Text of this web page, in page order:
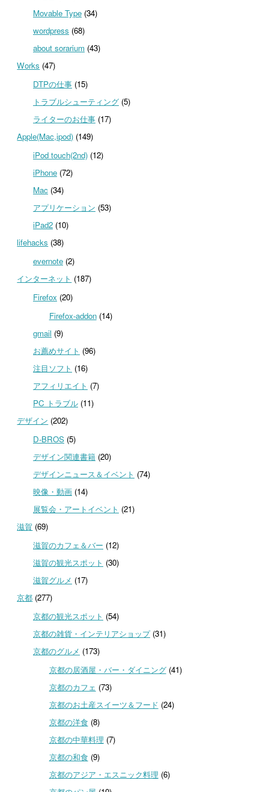
Movable Type(34)
wordpress (68)
about sorarium(43)
Works (47)
DTPの仕事(15)
トラブルシューティング(5)
ライターのお仕事(17)
Apple(Mac,ipod) (149)
iPod touch(2nd)(12)
iPhone(72)
Mac(34)
アプリケーション (53)
iPad2(10)
lifehacks (38)
evernote(2)
インターネット (187)
Firefox (20)
Firefox-addon(14)
gmail (9)
お薦めサイト (96)
注目ソフト (16)
アフィリエイト (7)
PC トラブル(11)
デザイン (202)
D-BROS(5)
デザイン関連書籍(20)
デザインニュース＆イベント (74)
映像・動画(14)
展覧会・アートイベント (21)
滋賀 (69)
滋賀のカフェ＆バー (12)
滋賀の観光スポット (30)
滋賀グルメ (17)
京都 (277)
京都の観光スポット (54)
京都の雑貨・インテリアショップ(31)
京都のグルメ (173)
京都の居酒屋・バー・ダイニング(41)
京都のカフェ (73)
京都のお土産スイーツ＆フード (24)
京都の洋食 (8)
京都の中華料理 (7)
京都の和食 (9)
京都のアジア・エスニック料理 (6)